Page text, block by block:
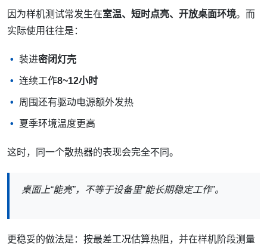
因为样机测试常发生在室温、短时点亮、开放桌面环境。而
实际使用往往是：
装进密闭灯壳
连续工作8~12小时
周围还有驱动电源额外发热
夏季环境温度更高
这时，同一个散热器的表现会完全不同。
桌面上“能亮”，不等于设备里“能长期稳定工作”。
更稳妥的做法是：按最差工况估算热阻，并在样机阶段测量